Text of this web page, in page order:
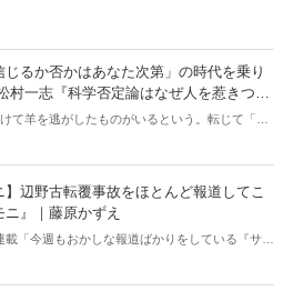
じるか否かはあなた次第」の時代を乗り
新書）｜梶原麻衣子
て羊を逃がしたものがいるという。転じて「読
』編集部員のライター・梶原がお送りする時事
】辺野古転覆事故をほとんど報道してこ
』｜藤原かずえ
載「今週もおかしな報道ばかりをしている『サン